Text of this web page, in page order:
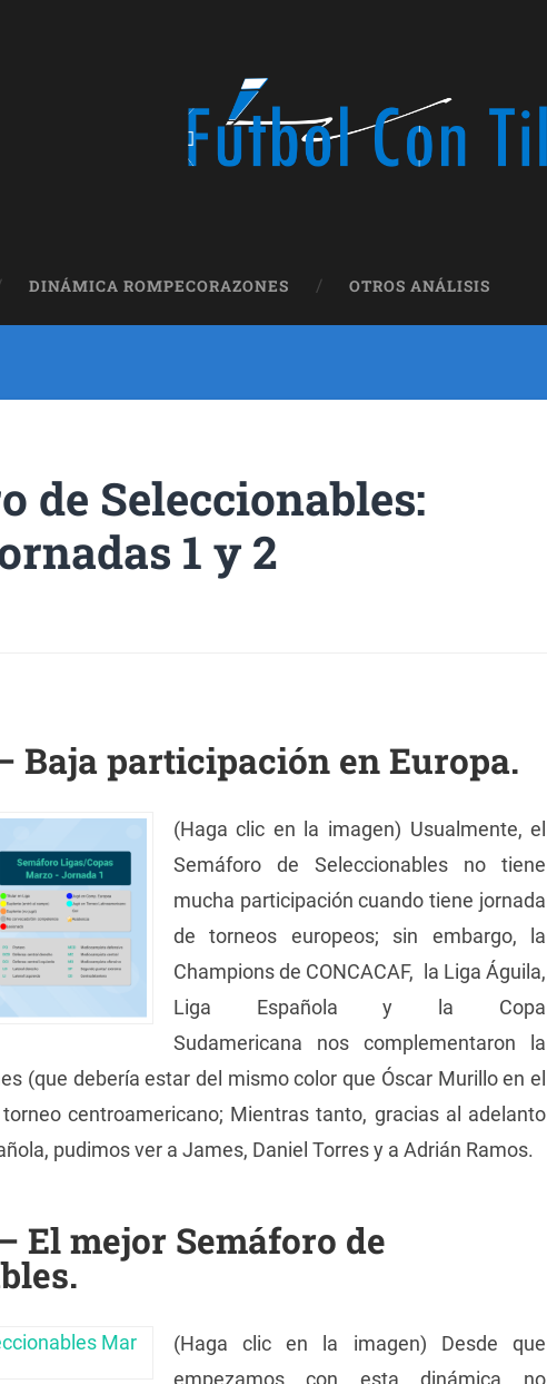
DINÁMICA ROMPECORAZONES OTROS ANÁLISIS
de Seleccionables:
1 y 2
Baja participación en Europa.
(Haga clic en la imagen) Usualmente, el
Semáforo de Seleccionables no tiene
mucha participación cuando tiene jornada
de torneos europeos; sin embargo, la
Champions de CONCACAF, la Liga Águila,
Liga Española y la Copa
Sudamericana nos complementaron la
(que debería estar del mismo color que Óscar Murillo en el
centroamericano; Mientras tanto, gracias al adelanto
pudimos ver a James, Daniel Torres y a Adrián Ramos.
El mejor Semáforo de
(Haga clic en la imagen) Desde que